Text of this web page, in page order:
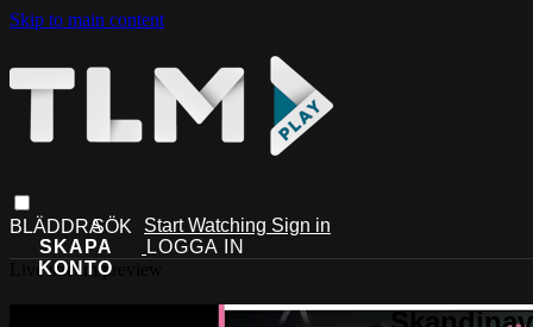
Skip to main content
Start Watching Sign in
Live stream preview